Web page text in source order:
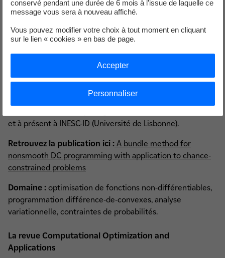
Il présente en outre la caractéristique de pouvoir s’écrire
avec une précision arbitraire sous forme DoC. Avec à
présent une méthode d’optimisation taillée pour cette
structure de problème, l’OPF avec des contraintes de
probabilités jointes pourra être numériquement résolu.
Cet article a été soumis avecSophie Demassey et
au Centre de Mathématiques Appliquées de l’Ecole des
et à présent à INESC-ID (Université de Lisbonne).
Retrouvez la publication ici : A bundle method for
nonsmooth DC programming with application to chance-
constrained problems
Domaine : optimisation de fonctions non-différentiables,
programmation différence-de-convexes, analyse
variationnelle, contraintes de probabilités.
La revue Computational Optimization and
Applications
conservé pendant une durée de 6 mois à l’issue de laquelle ce
message vous sera à nouveau affiché.
Vous pouvez modifier votre choix à tout moment en cliquant
sur le lien « cookies » en bas de page.
Personnaliser
Accepter